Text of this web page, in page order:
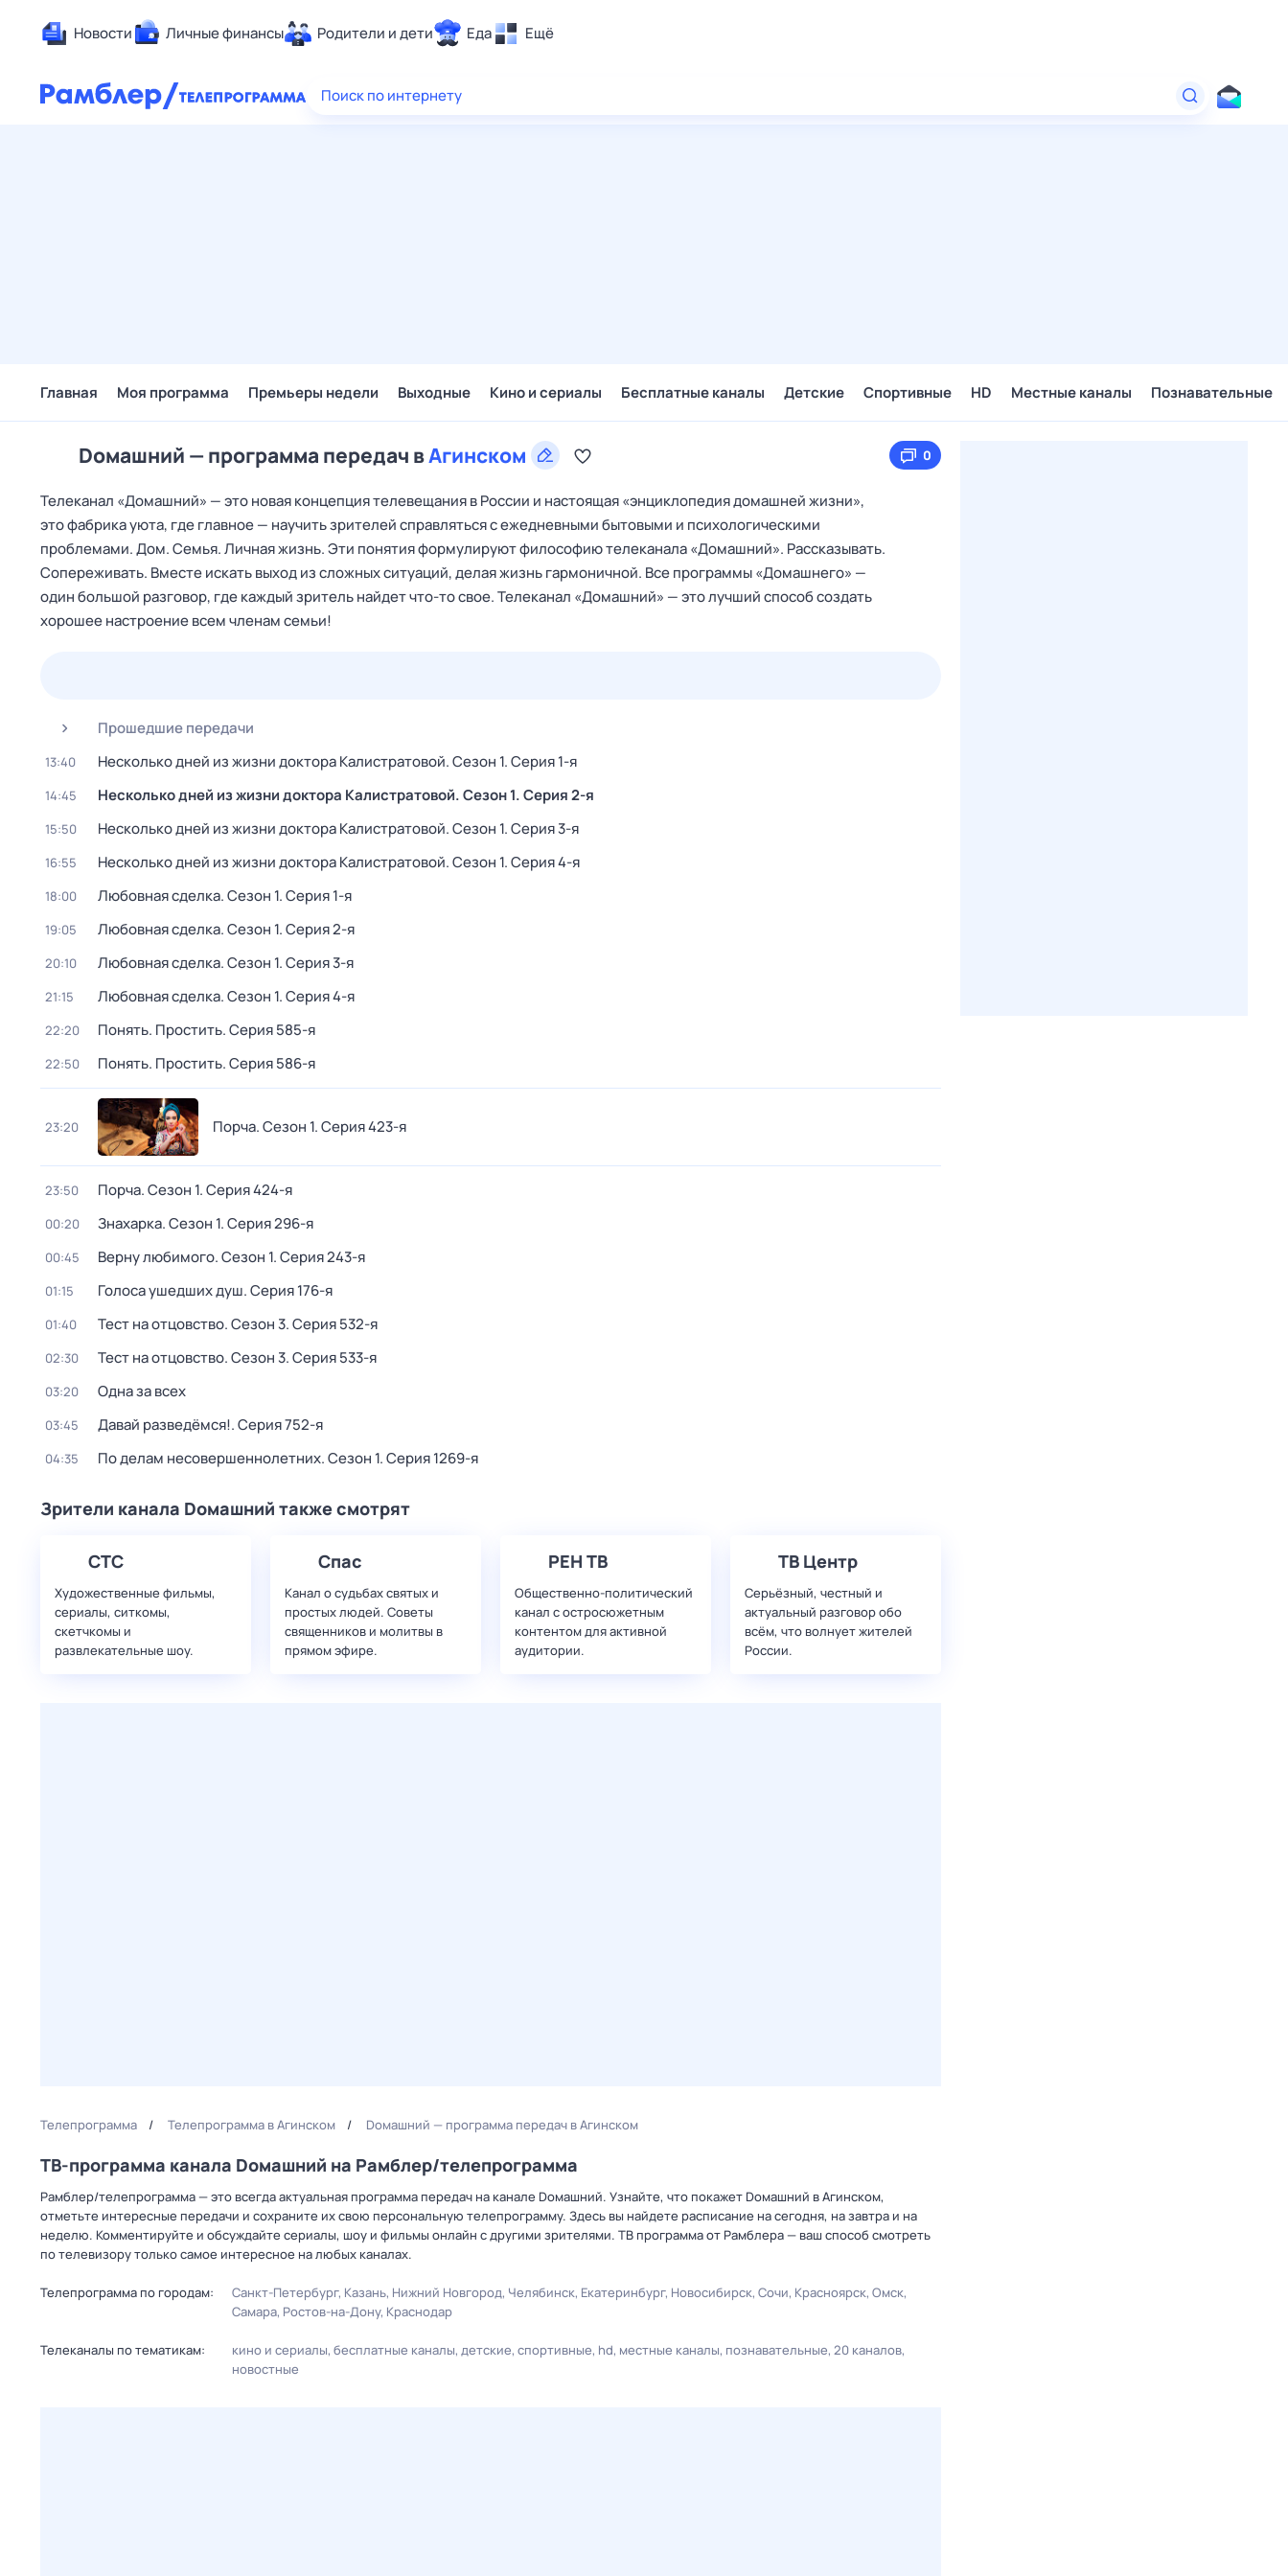
Новости Личные финансы Родители и дети Еда Ещё
Здоровье
Поиск по интернету
Главная Моя программа Премьеры недели Выходные Кино и сериалы Бесплатные каналы Детские Спортивные HD Местные каналы Познавательные
Dомашний — программа передач вАгинском 0
Телеканал «Домашний» — это новая концепция телевещания в России и настоящая «энциклопедия домашней жизни»,
это фабрика уюта, где главное — научить зрителей справляться с ежедневными бытовыми и психологическими
проблемами. Дом. Семья. Личная жизнь. Эти понятия формулируют философию телеканала «Домашний». Рассказывать.
Сопереживать. Вместе искать выход из сложных ситуаций, делая жизнь гармоничной. Все программы «Домашнего» —
один большой разговор, где каждый зритель найдет что‑то свое. Телеканал «Домашний» — это лучший способ создать
хорошее настроение всем членам семьи!
Прошедшие передачи
13:40 Несколько дней из жизни доктора Калистратовой. Сезон 1. Серия 1-я
14:45 Несколько дней из жизни доктора Калистратовой. Сезон 1. Серия 2-я
15:50 Несколько дней из жизни доктора Калистратовой. Сезон 1. Серия 3-я
16:55 Несколько дней из жизни доктора Калистратовой. Сезон 1. Серия 4-я
18:00 Любовная сделка. Сезон 1. Серия 1-я
19:05 Любовная сделка. Сезон 1. Серия 2-я
20:10 Любовная сделка. Сезон 1. Серия 3-я
21:15 Любовная сделка. Сезон 1. Серия 4-я
22:20 Понять. Простить. Серия 585-я
22:50 Понять. Простить. Серия 586-я
23:20 Порча. Сезон 1. Серия 423-я
23:50 Порча. Сезон 1. Серия 424-я
00:20 Знaхaрка. Сезон 1. Серия 296-я
00:45 Верну любимого. Сезон 1. Серия 243-я
01:15 Голocа ушедших душ. Серия 176-я
01:40 Тест на отцовство. Сезон 3. Серия 532-я
02:30 Тест на отцовство. Сезон 3. Серия 533-я
03:20 Одна за всех
03:45 Давай рaзвeдёмся!. Серия 752-я
04:35 По делам несовершеннолетних. Сезон 1. Серия 1269-я
Зрители канала Dомашний также смотрят
СТС
Художественные фильмы,
сериалы, ситкомы,
скетчкомы и
развлекательные шоу.
Спас
Канал о судьбах святых и
простых людей. Советы
священников и молитвы в
прямом эфире.
РЕН ТВ
Общественно-политический
канал с остросюжетным
контентом для активной
аудитории.
ТВ Центр
Серьёзный, честный и
актуальный разговор обо
всём, что волнует жителей
России.
Телепрограмма Телепрограмма в Агинском Dомашний — программа передач в Агинском
ТВ-программа канала Dомашний на Рамблер/телепрограмма
Рамблер/телепрограмма — это всегда актуальная программа передач на канале Dомашний. Узнайте, что покажет Dомашний в Агинском,
отметьте интересные передачи и сохраните их свою персональную телепрограмму. Здесь вы найдете расписание на сегодня, на завтра и на
неделю. Комментируйте и обсуждайте сериалы, шоу и фильмы онлайн с другими зрителями. ТВ программа от Рамблера — ваш способ смотреть
по телевизору только самое интересное на любых каналах.
Телепрограмма по городам: Санкт-Петербург Казань Нижний Новгород Челябинск Екатеринбург Новосибирск Сочи Красноярск Омск
Самара Ростов-на-Дону Краснодар
Телеканалы по тематикам: кино и сериалы бесплатные каналы детские спортивные hd местные каналы познавательные 20 каналов
новостные